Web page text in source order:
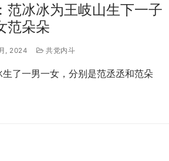
范冰冰为王岐山生下一子
范朵朵
, 2024 共党内斗
了一男一女，分别是范丞丞和范朵